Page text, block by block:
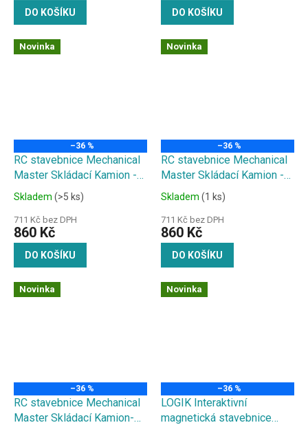
DO KOŠÍKU DO KOŠÍKU
Novinka
–36 %
RC stavebnice Mechanical
Master Skládací Kamion -
Pouštní bugina 2 v 1
Skladem (>5 ks)
711 Kč bez DPH
860 Kč
DO KOŠÍKU
Novinka
–36 %
RC stavebnice Mechanical
Master Skládací Kamion -
Sportovní auto 2 v 1
Skladem (1 ks)
711 Kč bez DPH
860 Kč
DO KOŠÍKU
Novinka
–36 %
RC stavebnice Mechanical
Master Skládací Kamion-
Novinka
–36 %
LOGIK Interaktivní
magnetická stavebnice